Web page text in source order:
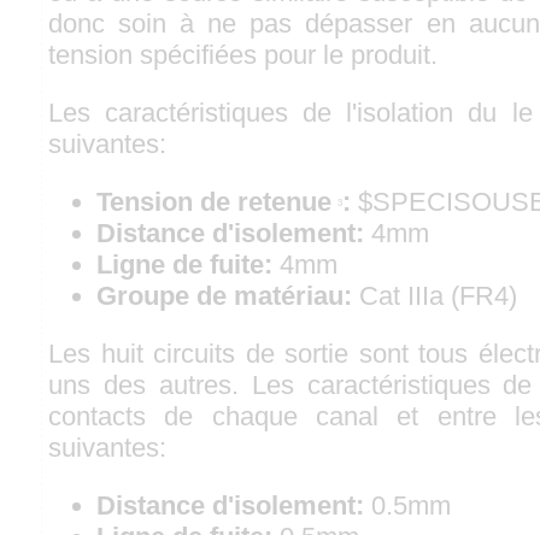
donc soin à ne pas dépasser en
tension spécifiées pour le produit.
Les caractéristiques de l'isolation du
suivantes:
Tension de retenue
3 :
Distance d'isolement: 4mm
Ligne de fuite: 4mm
Groupe de matériau: Cat IIIa (FR4)
Les huit circuits de sortie sont tous
uns des autres. Les caractéristiques
contacts de chaque canal et entre
suivantes:
Distance d'isolement: 0.5mm